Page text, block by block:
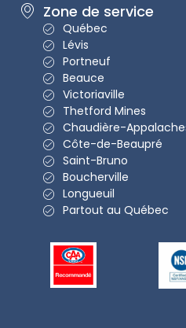
Zone de service
Québec
Lévis
Portneuf
Beauce
Victoriaville
Thetford Mines
Chaudière-
Côte-de-Beaupré
Saint-Bruno
Boucherville
Longueuil
Partout au Québec